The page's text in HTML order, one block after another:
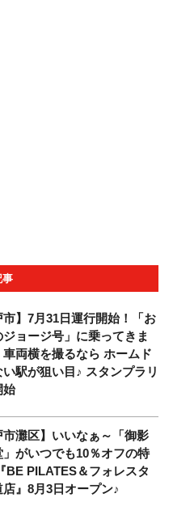
事
市】7月31日運行開始！「お
ジョージ号」に乗ってきま
車両横を撮るなら ホームド
い駅が狙い目♪ スタンプラリ
始
市灘区】いいなぁ～「御影
」がいつでも10％オフの特
BE PILATES＆フォレスタ
』8月3日オープン♪